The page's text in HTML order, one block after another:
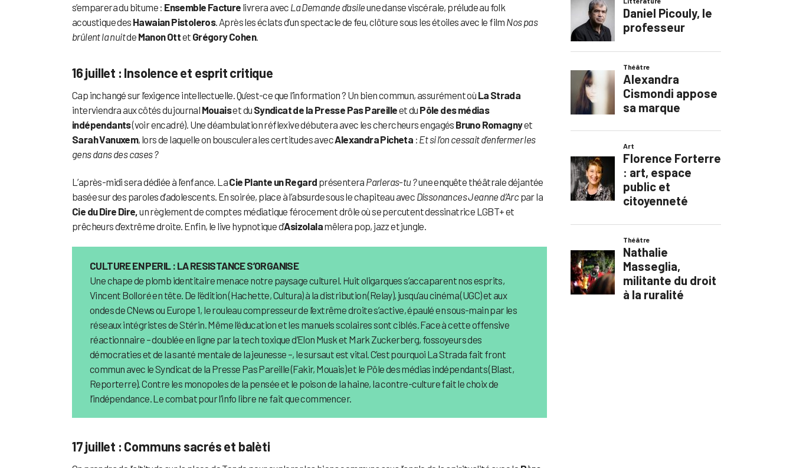
s’emparera du bitume : Ensemble Facture livrera avec La Demande d’asileune danse viscérale, prélude au folk
acoustique des Hawaian Pistoleros. Après les éclats d’un spectacle de feu, clôture sous les étoiles avec le film Nos pas
brûlent la nuitde Manon Ottet Grégory Cohen.
16 juillet : Insolence et esprit critique
Cap inchangé sur l’exigence intellectuelle. Qu’est-ce que l’information ? Un bien commun, assurément où La Strada
interviendra aux côtés du journal Mouaiset du Syndicat de la Presse Pas Pareilleet du Pôle des médias
indépendants(voir encadré). Une déambulation réflexive débutera avec les chercheurs engagés Bruno Romagnyet
Sarah Vanuxem, lors de laquelle on bousculera les certitudes avecAlexandra Picheta : Et si l’on cessait d’enfermer les
gens dans des cases ?
L’après-midi sera dédiée à l’enfance. LaCie Plante un Regard présentera Parleras-tu ?une enquête théâtrale déjantée
basée sur des paroles d’adolescents. En soirée, place à l’absurde sous le chapiteau avec Dissonances Jeanne d’Arcpar la
Cie du Dire Dire, un règlement de comptes médiatique férocement drôle où se percutent dessinatrice LGBT+ et
prêcheurs d’extrême droite. Enfin, le live hypnotique d’Asizolalamêlera pop, jazz et jungle.
CULTURE EN PERIL : LA RESISTANCE S’ORGANISE
Une chape de plomb identitaire menace notre paysage culturel. Huit oligarques s’accaparent nos esprits,
Vincent Bolloré en tête. De l’édition (Hachette, Cultura) à la distribution (Relay), jusqu’au cinéma (UGC) et aux
ondes de CNews ou Europe 1, le rouleau compresseur de l’extrême droite s’active, épaulé en sous-main par les
réseaux intégristes de Stérin. Même l’éducation et les manuels scolaires sont ciblés. Face à cette offensive
réactionnaire – doublée en ligne par la tech toxique d’Elon Musk et Mark Zuckerberg, fossoyeurs des
démocraties et de la santé mentale de la jeunesse –, le sursaut est vital. C’est pourquoi La Strada fait front
commun avec le Syndicat de la Presse Pas Pareille (Fakir, Mouais) et le Pôle des médias indépendants (Blast,
Reporterre). Contre les monopoles de la pensée et le poison de la haine, la contre-culture fait le choix de
l’indépendance. Le combat pour l’info libre ne fait que commencer.
17 juillet : Communs sacrés et balèti